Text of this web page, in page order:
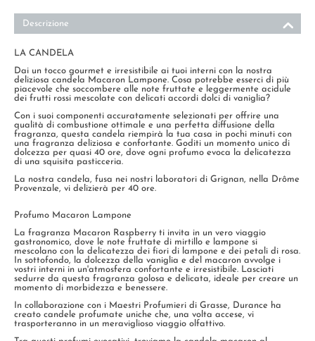
Descrizione
LA CANDELA
Dai un tocco gourmet e irresistibile ai tuoi interni con la nostra
deliziosa candela Macaron Lampone. Cosa potrebbe esserci di più
piacevole che soccombere alle note fruttate e leggermente acidule
dei frutti rossi mescolate con delicati accordi dolci di vaniglia?
Con i suoi componenti accuratamente selezionati per offrire una
qualità di combustione ottimale e una perfetta diffusione della
fragranza, questa candela riempirà la tua casa in pochi minuti con
una fragranza deliziosa e confortante. Goditi un momento unico di
dolcezza per quasi 40 ore, dove ogni profumo evoca la delicatezza
di una squisita pasticceria.
La nostra candela, fusa nei nostri laboratori di Grignan, nella Drôme
Provenzale, vi delizierà per 40 ore.
Profumo Macaron Lampone
La fragranza Macaron Raspberry ti invita in un vero viaggio
gastronomico, dove le note fruttate di mirtillo e lampone si
mescolano con la delicatezza dei fiori di lampone e dei petali di rosa.
In sottofondo, la dolcezza della vaniglia e del macaron avvolge i
vostri interni in un'atmosfera confortante e irresistibile. Lasciati
sedurre da questa fragranza golosa e delicata, ideale per creare un
momento di morbidezza e benessere.
In collaborazione con i Maestri Profumieri di Grasse, Durance ha
creato candele profumate uniche che, una volta accese, vi
trasporteranno in un meraviglioso viaggio olfattivo.